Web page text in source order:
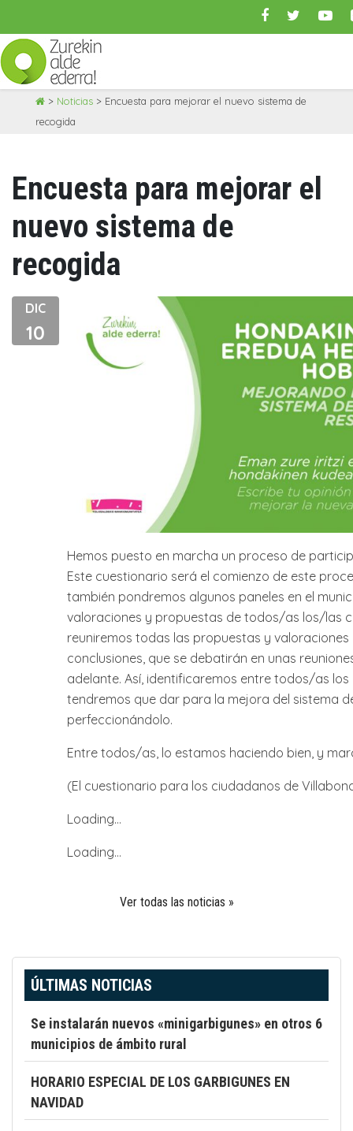
> Noticias > Encuesta para mejorar el nuevo sistema de
recogida
Encuesta para mejorar el
nuevo sistema de
recogida
DIC
10
Hemos puesto en marcha un proceso de
Este cuestionario será el comienzo de este
también pondremos algunos paneles en el
valoraciones y propuestas de todos/as los/las
reuniremos todas las propuestas y
conclusiones, que se debatirán en unas
adelante. Así, identificaremos entre todos/as
tendremos que dar para la mejora del sistema
perfeccionándolo.
Entre todos/as, lo estamos haciendo bien, y
(El cuestionario para los ciudadanos de
Loading…
Loading…
Ver todas las noticias »
ÚLTIMAS NOTICIAS
Se instalarán nuevos «minigarbigunes» en otros 6
municipios de ámbito rural
HORARIO ESPECIAL DE LOS GARBIGUNES EN
NAVIDAD